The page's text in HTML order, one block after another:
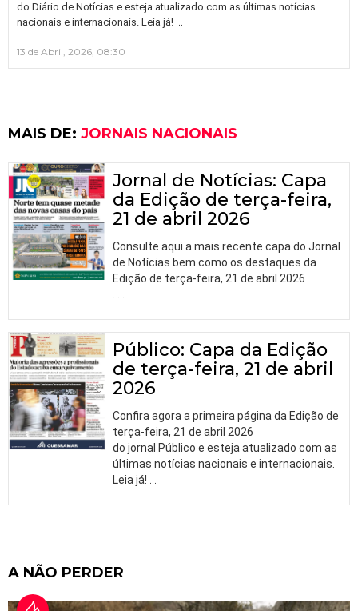
do Diário de Notícias e esteja atualizado com as últimas notícias
nacionais e internacionais. Leia já! …
13 de Abril, 2026, 08:30
MAIS DE: JORNAIS NACIONAIS
Jornal de Notícias: Capa
da Edição de terça-feira,
21 de abril 2026
Consulte aqui a mais recente capa do Jornal
de Notícias bem como os destaques da
Edição de terça-feira, 21 de abril 2026
. …
Público: Capa da Edição
de terça-feira, 21 de abril
2026
Confira agora a primeira página da Edição de
terça-feira, 21 de abril 2026
do jornal Público e esteja atualizado com as
últimas notícias nacionais e internacionais.
Leia já! …
A NÃO PERDER